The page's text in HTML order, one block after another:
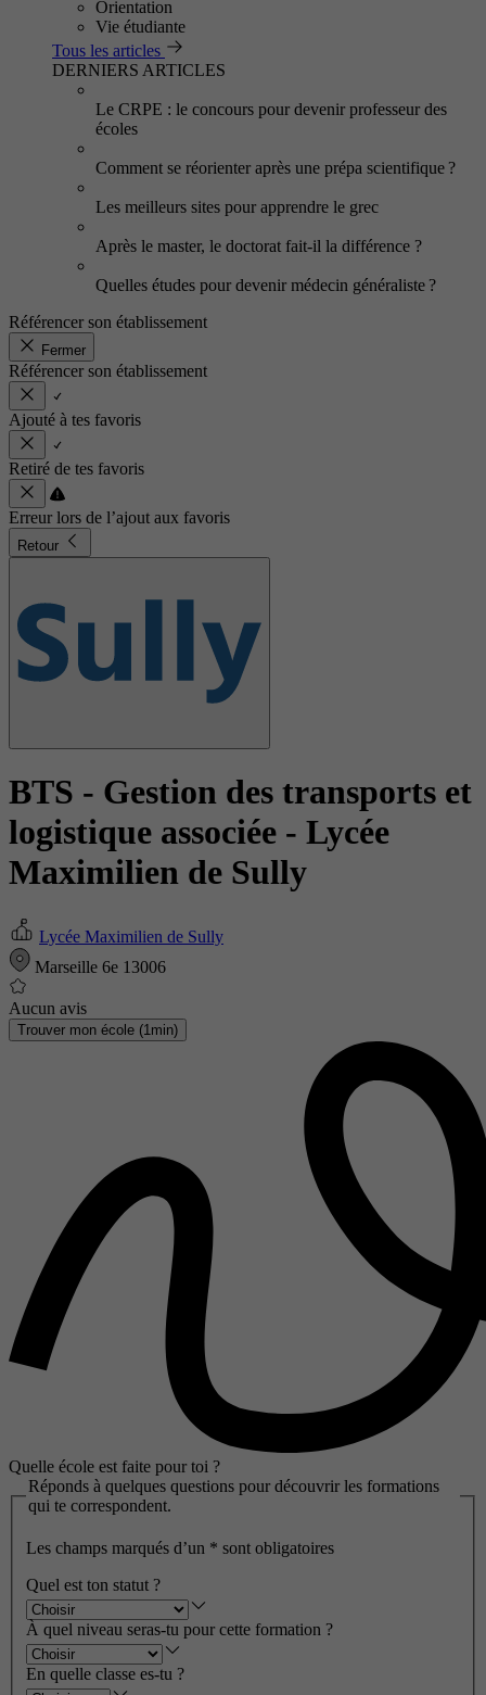
Orientation
Vie étudiante
Tous les articles
DERNIERS ARTICLES
Le CRPE : le concours pour devenir professeur des
écoles
Comment se réorienter après une prépa scientifique ?
Les meilleurs sites pour apprendre le grec
Après le master, le doctorat fait-il la différence ?
Quelles études pour devenir médecin généraliste ?
Référencer son établissement
Fermer
Référencer son établissement
Ajouté à tes favoris
Retiré de tes favoris
Erreur lors de l’ajout aux favoris
Retour
BTS - Gestion des transports et
logistique associée - Lycée
Maximilien de Sully
Lycée Maximilien de Sully
Marseille 6e 13006
Aucun avis
Trouver mon école (1min)
Quelle école est faite pour toi ?
Réponds à quelques questions pour découvrir les formations
qui te correspondent.
Les champs marqués d’un * sont obligatoires
Quel est ton statut ?
À quel niveau seras-tu pour cette formation ?
En quelle classe es-tu ?